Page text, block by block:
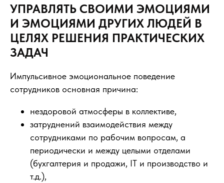
УПРАВЛЯТЬ СВОИМИ ЭМОЦИЯМИ
И ЭМОЦИЯМИ ДРУГИХ ЛЮДЕЙ В
ЦЕЛЯХ РЕШЕНИЯ ПРАКТИЧЕСКИХ
ЗАДАЧ
Импульсивное эмоциональное поведение
сотрудников основная причина:
нездоровой атмосферы в коллективе,
затруднений взаимодействия между
сотрудниками по рабочим вопросам, а
периодически и между целыми отделами
(бухгалтерия и продажи, IT и производство и
т.д.),